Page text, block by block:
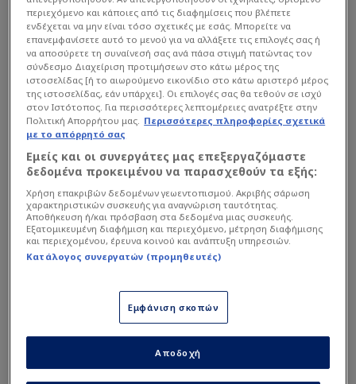
Ο Μέσι ολοκλήρωσε μια όμορφη ομαδική
ενέργεια, σκοράροντας από κοντινή απόσταση
στο 30ό λεπτό και αργότερα (41`) μετά από ένα
από τα γνωστά του «σλάλομ» έδωσε έτοιμο γκολ
στον Γερμανό, Μπερτεράμε.
Διαβάστε επίσης...
Συμπαίκτης του Μέσι για
Ολυμπιακό - Βρήκε... νέο
Γιοβάνοβιτς ο
Παναθηναϊκός
Μουντιάλ: Με Μέσι,
απουσίες η προεπιλογή
Αργεντινής!
Ο 38χρονος Αργεντινός, μετρά ήδη 12 γκολ στην
περιεχόμενο και κάποιες από τις διαφημίσεις που βλέπετε
ενδέχεται να μην είναι τόσο σχετικές με εσάς. Μπορείτε να
επανεμφανίσετε αυτό το μενού για να αλλάξετε τις επιλογές σας ή
να αποσύρετε τη συναίνεσή σας ανά πάσα στιγμή πατώντας τον
σύνδεσμο Διαχείριση προτιμήσεων στο κάτω μέρος της
ιστοσελίδας [ή το αιωρούμενο εικονίδιο στο κάτω αριστερό μέρος
της ιστοσελίδας, εάν υπάρχει]. Οι επιλογές σας θα τεθούν σε ισχύ
στον Ιστότοπος. Για περισσότερες λεπτομέρειες ανατρέξτε στην
Πολιτική Απορρήτου μας. Περισσότερες πληροφορίες σχετικά
με το απόρρητό σας
Εμείς και οι συνεργάτες μας επεξεργαζόμαστε
δεδομένα προκειμένου να παρασχεθούν τα εξής:
Χρήση επακριβών δεδομένων γεωεντοπισμού. Ακριβής σάρωση
χαρακτηριστικών συσκευής για αναγνώριση ταυτότητας.
Αποθήκευση ή/και πρόσβαση στα δεδομένα μιας συσκευής.
Εξατομικευμένη διαφήμιση και περιεχόμενο, μέτρηση διαφήμισης
και περιεχομένου, έρευνα κοινού και ανάπτυξη υπηρεσιών.
Κατάλογος συνεργατών (προμηθευτές)
Εμφάνιση σκοπών
Αποδοχή